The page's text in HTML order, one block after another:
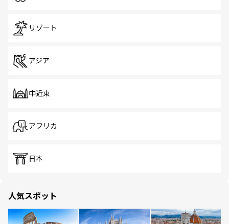
リゾート
アジア
中近東
アフリカ
日本
人気スポット